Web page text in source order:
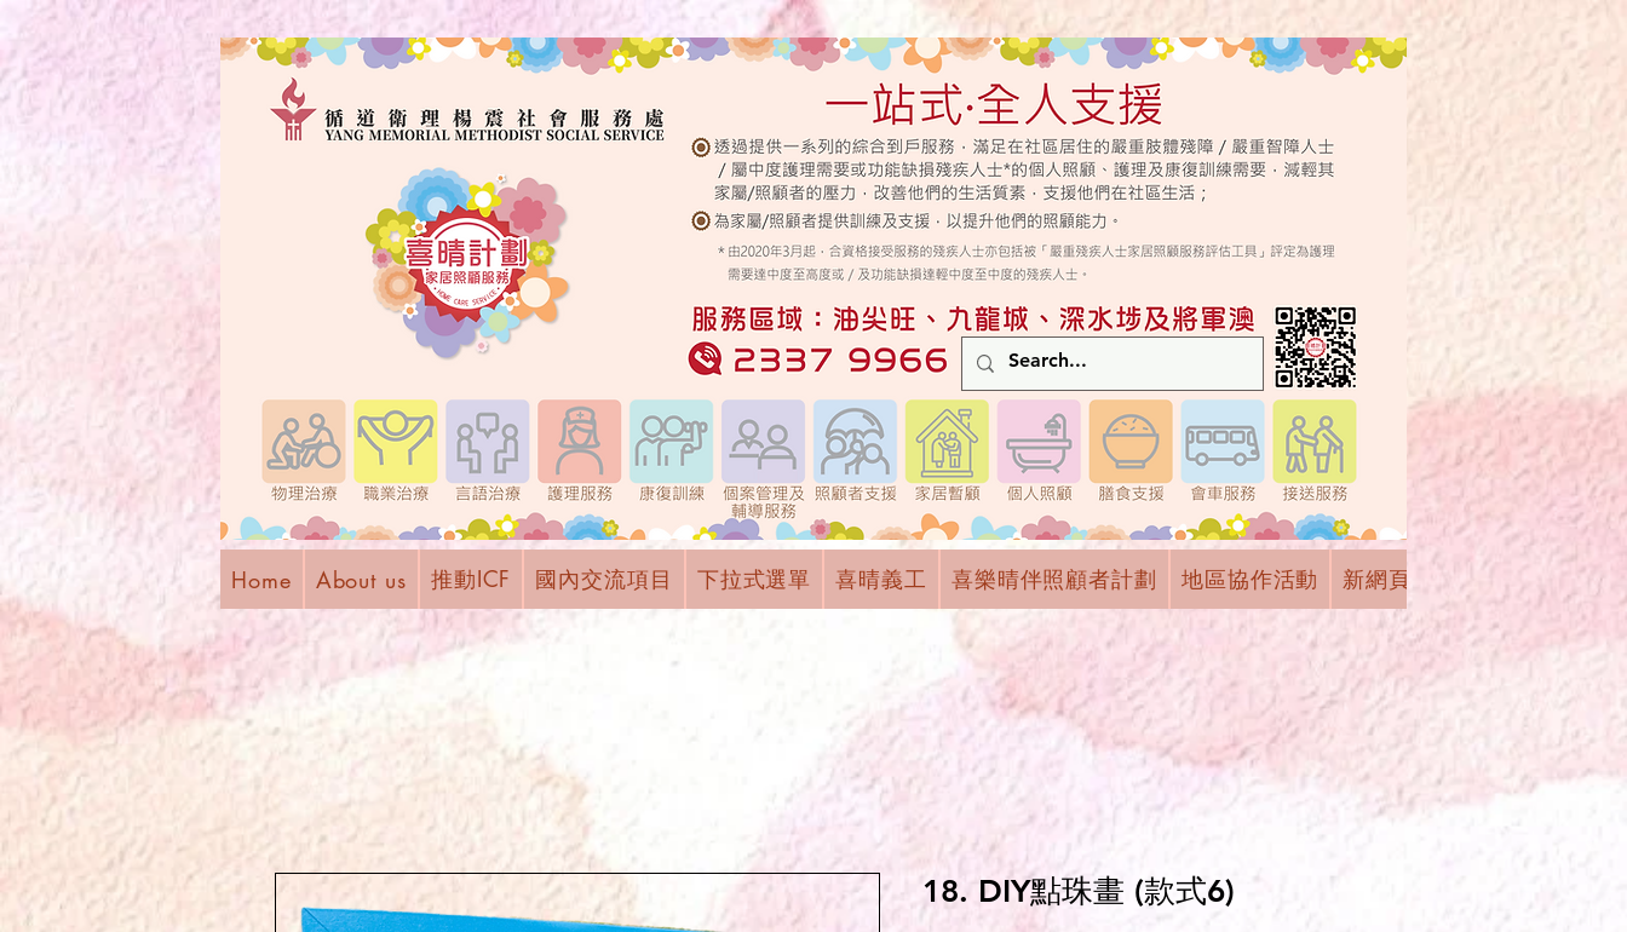
Home About us 推動ICF 國內交流項目 下拉式選單 喜晴義工 喜樂晴伴照顧者計劃 地區協作活動 新網頁 下拉式選單 有
18. DIY點珠畫 (款式6)